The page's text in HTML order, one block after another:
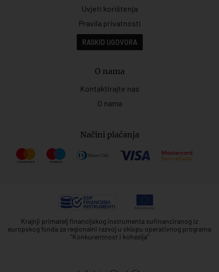
Uvjeti korištenja
Pravila privatnosti
RASKID UGOVORA
O nama
Kontaktirajte nas
O nama
Načini plaćanja
Krajnji primatelj financijskog instrumenta sufinanciranog iz
europskog fonda za regionalni razvoj u sklopu operativnog programa
"Konkurentnost i kohezija"